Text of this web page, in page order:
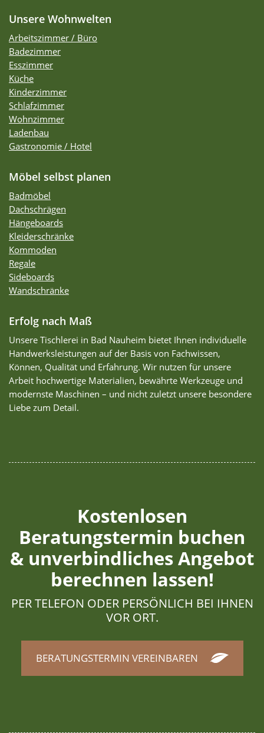
Unsere Wohnwelten
Arbeitszimmer / Büro
Badezimmer
Esszimmer
Küche
Kinderzimmer
Schlafzimmer
Wohnzimmer
Ladenbau
Gastronomie / Hotel
Möbel selbst planen
Badmöbel
Dachschrägen
Hängeboards
Kleiderschränke
Kommoden
Regale
Sideboards
Wandschränke
Erfolg nach Maß
Unsere Tischlerei in Bad Nauheim bietet Ihnen individuelle
Handwerksleistungen auf der Basis von Fachwissen,
Können, Qualität und Erfahrung. Wir nutzen für unsere
Arbeit hochwertige Materialien, bewährte Werkzeuge und
modernste Maschinen – und nicht zuletzt unsere besondere
Liebe zum Detail.
Kostenlosen
Beratungstermin buchen
& unverbindliches Angebot
berechnen lassen!
PER TELEFON ODER PERSÖNLICH BEI IHNEN
VOR ORT.
BERATUNGSTERMIN VEREINBAREN